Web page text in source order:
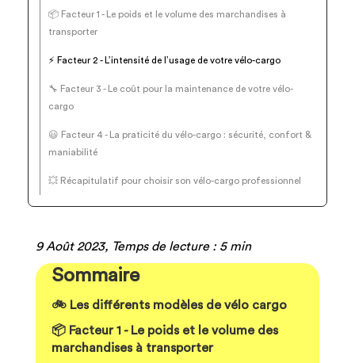
9 Août 2023, Temps de lecture : 5 min
Sommaire
🚲 Les différents modèles de vélo cargo
📦 Facteur 1 - Le poids et le volume des
marchandises à transporter
📦 Facteur 1 - Le poids et le volume des marchandises à
transporter
⚡ Facteur 2 - L’intensité de l’usage de votre vélo-cargo
🔧 Facteur 3 - Le coût pour la maintenance de votre vélo-
cargo
😃 Facteur 4 - La praticité du vélo-cargo : sécurité, confort &
maniabilité
💥 Récapitulatif pour choisir son vélo-cargo professionnel